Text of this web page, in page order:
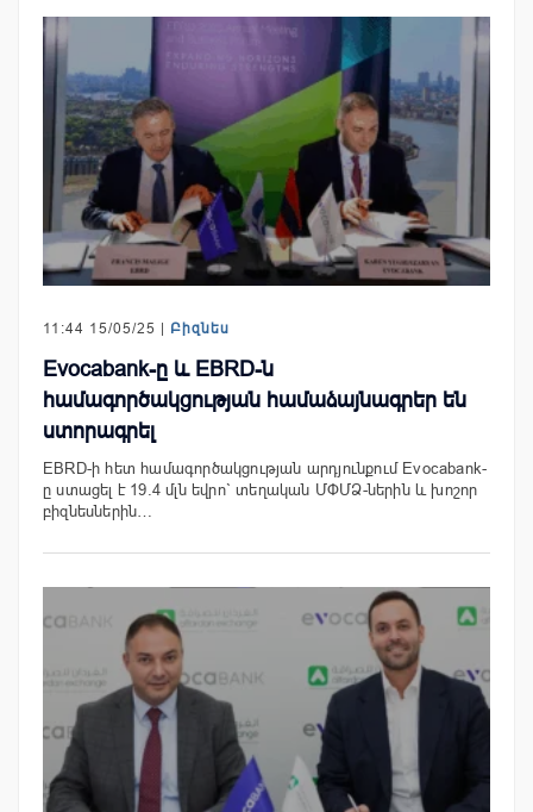
11:44 15/05/25 | Բիզնես
Evocabank-ը և EBRD-ն
համագործակցության համաձայնագրեր են
ստորագրել
EBRD-ի հետ համագործակցության արդյունքում Evocabank-
ը ստացել է 19.4 մլն եվրո` տեղական ՄՓՄՁ-ներին և խոշոր
բիզնեսներին…